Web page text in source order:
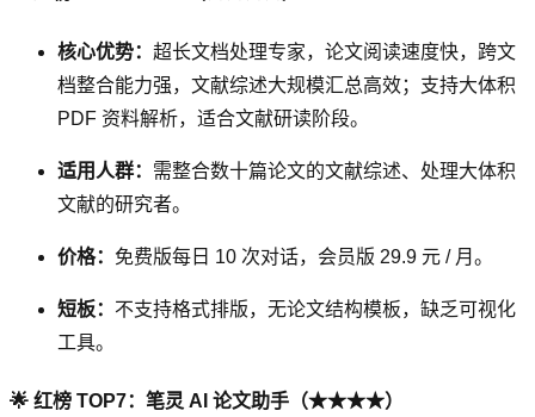
核心优势： 超长文档处理专家，论文阅读速度快，跨文
档整合能力强，文献综述大规模汇总高效；支持大体积
PDF 资料解析，适合文献研读阶段。
适用人群： 需整合数十篇论文的文献综述、处理大体积
文献的研究者。
价格： 免费版每日 10 次对话，会员版 29.9 元 / 月。
短板： 不支持格式排版，无论文结构模板，缺乏可视化
工具。
🌟 红榜 TOP7：笔灵 AI 论文助手（★★★★）